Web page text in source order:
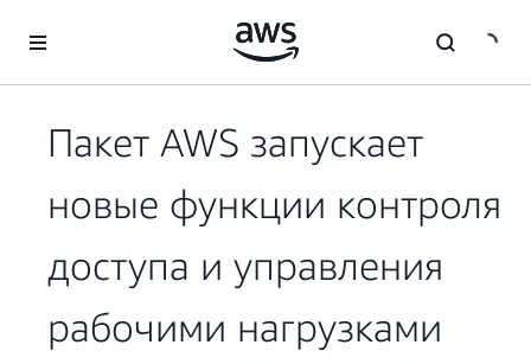
Перейти к главному контенту
Пакет AWS запускает
новые функции контроля
доступа и управления
рабочими нагрузками